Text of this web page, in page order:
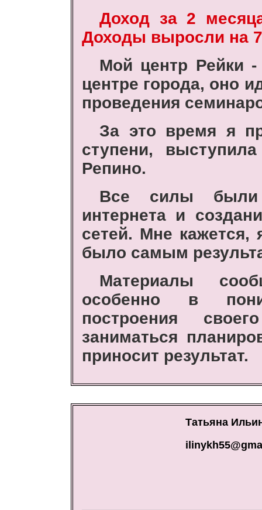
Доход за 2
Доходы выросли на
Мой центр Рейки
центре города, оно
проведения
За это время я
ступени,
Репино.
Все силы были
интернета и
сетей. Мне кажется,
было самым
Материалы
особенно в
построения
заниматься
приносит результат.
Татьяна